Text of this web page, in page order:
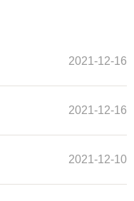
2021-12-16
2021-12-16
2021-12-10